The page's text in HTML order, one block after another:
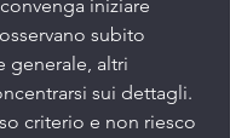
iniziare
subito
generale, altri
sui dettagli.
criterio e non riesco